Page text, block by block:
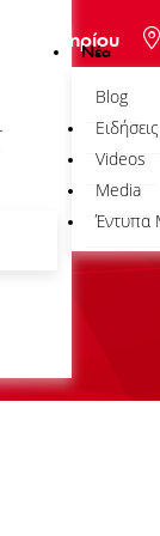
Νέα
Blog
Ειδήσεις
Videos
Media
Έντυπα